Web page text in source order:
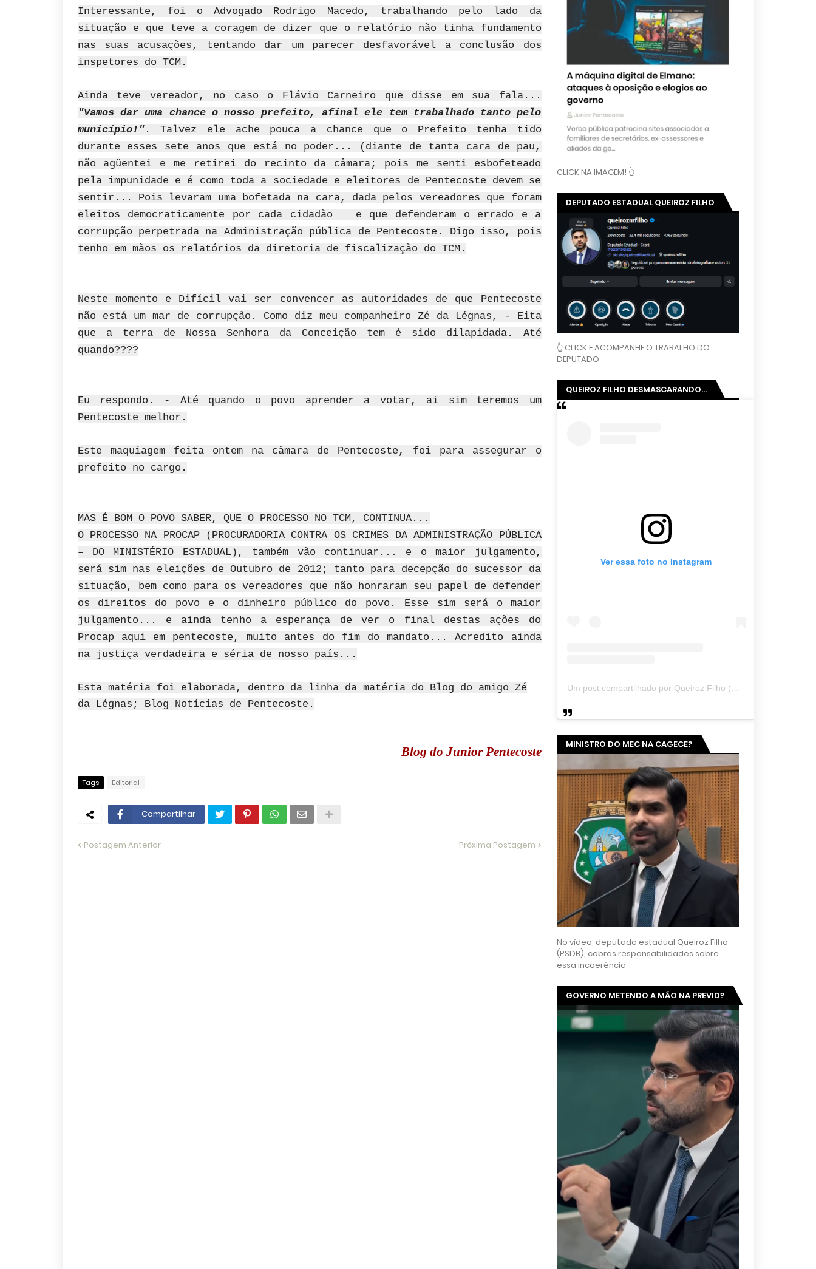
Interessante, foi o Advogado Rodrigo Macedo, trabalhando pelo lado da
situação e que teve a coragem de dizer que o relatório não tinha fundamento
nas suas acusações, tentando dar um parecer desfavorável a conclusão dos
inspetores do TCM.
Ainda teve vereador, no caso o Flávio Carneiro que disse em sua fala...
"Vamos dar uma chance o nosso prefeito, afinal ele tem trabalhado tanto pelo
município!". Talvez ele ache pouca a chance que o Prefeito tenha tido
durante esses sete anos que está no poder... (diante de tanta cara de pau,
não agüentei e me retirei do recinto da câmara; pois me senti esbofeteado
pela impunidade e é como toda a sociedade e eleitores de Pentecoste devem se
sentir... Pois levaram uma bofetada na cara, dada pelos vereadores que foram
eleitos democraticamente por cada cidadão e que defenderam o errado e a
corrupção perpetrada na Administração pública de Pentecoste. Digo isso, pois
tenho em mãos os relatórios da diretoria de fiscalização do TCM.
Neste momento e Difícil vai ser convencer as autoridades de que Pentecoste
não está um mar de corrupção. Como diz meu companheiro Zé da Légnas, - Eita
que a terra de Nossa Senhora da Conceição tem é sido dilapidada. Até
quando????
Eu respondo. - Até quando o povo aprender a votar, ai sim teremos um
Pentecoste melhor.
Este maquiagem feita ontem na câmara de Pentecoste, foi para assegurar o
prefeito no cargo.
MAS É BOM O POVO SABER, QUE O PROCESSO NO TCM, CONTINUA...
O PROCESSO NA PROCAP (PROCURADORIA CONTRA OS CRIMES DA ADMINISTRAÇÃO PÚBLICA
– DO MINISTÉRIO ESTADUAL), também vão continuar... e o maior julgamento,
será sim nas eleições de Outubro de 2012; tanto para decepção do sucessor da
situação, bem como para os vereadores que não honraram seu papel de defender
os direitos do povo e o dinheiro público do povo. Esse sim será o maior
julgamento... e ainda tenho a esperança de ver o final destas ações do
Procap aqui em pentecoste, muito antes do fim do mandato... Acredito ainda
na justiça verdadeira e séria de nosso país...
Esta matéria foi elaborada, dentro da linha da matéria do Blog do amigo Zé
da Légnas; Blog Notícias de Pentecoste.
Blog do Junior Pentecoste
Tags Editorial
Compartilhar
Postagem Anterior Próxima Postagem
CLICK NA IMAGEM! 👆
DEPUTADO ESTADUAL QUEIROZ FILHO
👆 CLICK E ACOMPANHE O TRABALHO DO
DEPUTADO
QUEIROZ FILHO DESMASCARANDO...
Ver essa foto no Instagram
Um post compartilhado por Queiroz Filho (@queirozmfilho)
MINISTRO DO MEC NA CAGECE?
No vídeo, deputado estadual Queiroz Filho
(PSDB), cobras responsabilidades sobre
essa incoerência
GOVERNO METENDO A MÃO NA PREVID?